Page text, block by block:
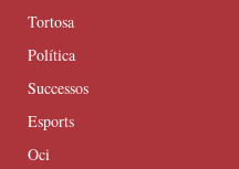
Tortosa
Política
Successos
Esports
Oci